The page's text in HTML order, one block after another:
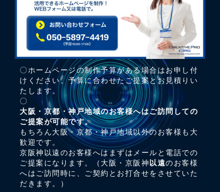
〇ホームページの制作予算がある場合はお申し付
けください。予算に合わせたご提案とお見積りい
たします。
〇
大阪・京都・神戸地域のお客様へはご訪問しての
ご提案が可能です。
もちろん大阪・京都・神戸地域以外のお客様も大
歓迎です。
京阪神以遠のお客様へはまずはメールと電話での
ご提案になります。（大阪・京阪神以遠のお客様
へはご訪問時に、ご契約とお打合せをさせていた
だきます。）